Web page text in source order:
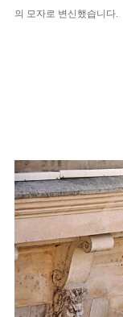
의 모자로 변신했습니다.